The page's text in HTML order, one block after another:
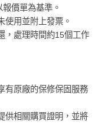
價單為基準。
用並附上發票。
，處理時間約15個工作
有原廠的保修保固服務
供相關購買證明，並將